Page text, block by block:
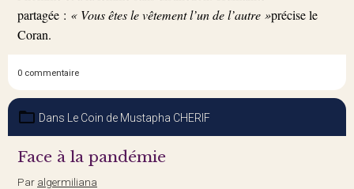
partagée : « Vous êtes le vêtement l’un de l’autre »précise le
Coran.
0 commentaire
Dans Le Coin de Mustapha CHERIF
Face à la pandémie
Par algermiliana